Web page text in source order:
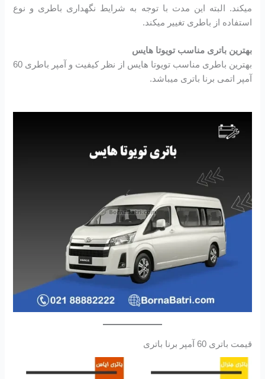
میکند. البته این مدت با توجه به شرایط نگهداری باطری و نوع
استفاده از باطری تغییر میکند.
بهترین باتری مناسب تویوتا هایس
بهترین باطری مناسب تویوتا هایس از نظر کیفیت و آمپر باطری 60
آمپر اتمی برنا باتری میباشد.
قیمت باتری 60 آمپر برنا باتری